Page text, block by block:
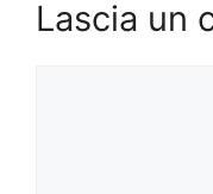
Lascia un